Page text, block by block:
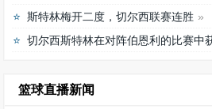
斯特林梅开二度，切尔西联赛连胜
切尔西斯特林在对阵伯恩利的比赛中
篮球直播新闻